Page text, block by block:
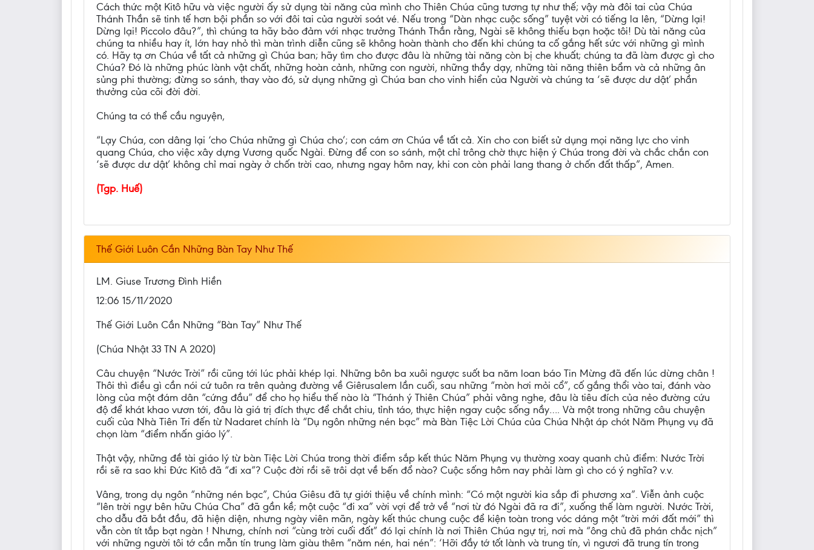
Cách thức một Kitô hữu và việc người ấy sử dụng tài năng của mình cho Thiên Chúa cũng tương tự như thế; vậy mà đôi tai của Chúa
Thánh Thần sẽ tinh tế hơn bội phần so với đôi tai của người soát vé. Nếu trong “Dàn nhạc cuộc sống” tuyệt vời có tiếng la lên, “Dừng lại!
Dừng lại! Piccolo đâu?”, thì chúng ta hãy bảo đảm với nhạc trưởng Thánh Thần rằng, Ngài sẽ không thiếu bạn hoặc tôi! Dù tài năng của
chúng ta nhiều hay ít, lớn hay nhỏ thì màn trình diễn cũng sẽ không hoàn thành cho đến khi chúng ta cố gắng hết sức với những gì mình
có. Hãy tạ ơn Chúa về tất cả những gì Chúa ban; hãy tìm cho được đâu là những tài năng còn bị che khuất; chúng ta đã làm được gì cho
Chúa? Đó là những phúc lành vật chất, những hoàn cảnh, những con người, những thầy dạy, những tài năng thiên bẩm và cả những ân
sủng phi thường; đừng so sánh, thay vào đó, sử dụng những gì Chúa ban cho vinh hiển của Người và chúng ta ‘sẽ được dư dật’ phần
thưởng của cõi đời đời.
Chúng ta có thể cầu nguyện,
“Lạy Chúa, con dâng lại ‘cho Chúa những gì Chúa cho’; con cám ơn Chúa về tất cả. Xin cho con biết sử dụng mọi năng lực cho vinh
quang Chúa, cho việc xây dựng Vương quốc Ngài. Đừng để con so sánh, một chỉ trông chờ thực hiện ý Chúa trong đời và chắc chắn con
‘sẽ được dư dật’ không chỉ mai ngày ở chốn trời cao, nhưng ngay hôm nay, khi con còn phải lang thang ở chốn đất thấp”, Amen.
(Tgp. Huế)
Thế Giới Luôn Cần Những Bàn Tay Như Thế
LM. Giuse Trương Đình Hiền
12:06 15/11/2020
Thế Giới Luôn Cần Những “Bàn Tay” Như Thế
(Chúa Nhật 33 TN A 2020)
Câu chuyện “Nước Trời” rồi cũng tới lúc phải khép lại. Những bôn ba xuôi ngược suốt ba năm loan báo Tin Mừng đã đến lúc dừng chân !
Thôi thì điều gì cần nói cứ tuôn ra trên quảng đường về Giêrusalem lần cuối, sau những “mòn hơi mỏi cổ”, cố gắng thổi vào tai, đánh vào
lòng của một đám dân “cứng đầu” để cho họ hiểu thế nào là “Thánh ý Thiên Chúa” phải vâng nghe, đâu là tiêu đích của nẻo đường cứu
độ để khát khao vươn tới, đâu là giá trị đích thực để chắt chiu, tỉnh táo, thực hiện ngay cuộc sống nầy…. Và một trong những câu chuyện
cuối của Nhà Tiên Tri đến từ Nadaret chính là “Dụ ngôn những nén bạc” mà Bàn Tiệc Lời Chúa của Chúa Nhật áp chót Năm Phụng vụ đã
chọn làm “điểm nhấn giáo lý”.
Thật vậy, những đề tài giáo lý từ bàn Tiệc Lời Chúa trong thời điểm sắp kết thúc Năm Phụng vụ thường xoay quanh chủ điểm: Nước Trời
rồi sẽ ra sao khi Đức Kitô đã “đi xa”? Cuộc đời rồi sẽ trôi dạt về bến đổ nào? Cuộc sống hôm nay phải làm gì cho có ý nghĩa? v.v.
Vâng, trong dụ ngôn “những nén bạc”, Chúa Giêsu đã tự giới thiệu về chính mình: “Có một người kia sắp đi phương xa”. Viễn ảnh cuộc
“lên trời ngự bên hữu Chúa Cha” đã gần kề; một cuộc “đi xa” vời vợi để trở về “nơi từ đó Ngài đã ra đi”, xuống thế làm người. Nước Trời,
cho dẫu đã bắt đầu, đã hiện diện, nhưng ngày viên mãn, ngày kết thúc chung cuộc để kiện toàn trong vóc dáng một “trời mới đất mới” thì
vẫn còn tít tắp bạt ngàn ! Nhưng, chính nơi “cùng trời cuối đất” đó lại chính là nơi Thiên Chúa ngự trị, nơi mà “ông chủ đã phán chắc nịch”
với những người tôi tớ cần mẫn tín trung làm giàu thêm “năm nén, hai nén”: ‘Hỡi đầy tớ tốt lành và trung tín, vì ngươi đã trung tín trong